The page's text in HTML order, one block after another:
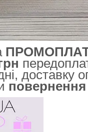
доставку
повернення